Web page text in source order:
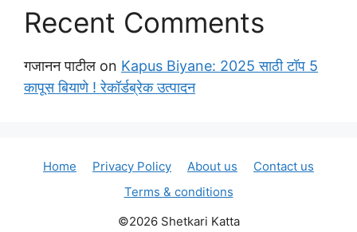
Recent Comments
गजानन पाटील on Kapus Biyane: 2025 साठी टॉप 5
कापूस बियाणे ! रेकॉर्डब्रेक उत्पादन
Home Privacy Policy About us
Contact us
Terms & conditions
©2026 Shetkari Katta